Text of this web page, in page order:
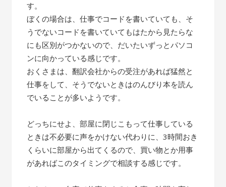
す。
ぼくの場合は、仕事でコードを書いていても、そ
うでないコードを書いていてもはたから見たらな
にも区別がつかないので、だいたいずっとパソコ
ンに向かっている感じです。
おくさまは、翻訳会社からの受注があれば猛然と
仕事をして、そうでないときはのんびり本を読ん
でいることが多いようです。
どっちにせよ、部屋に閉じこもって仕事している
ときは不必要に声をかけない代わりに、3時間おき
くらいに部屋から出てくるので、買い物とか用事
があればこのタイミングで相談する感じです。